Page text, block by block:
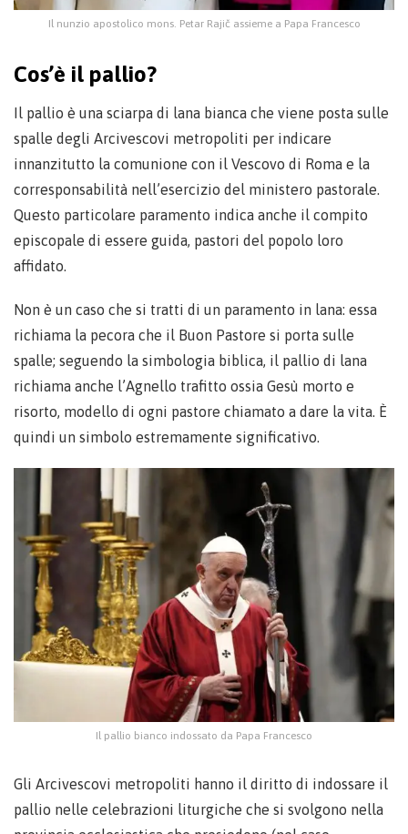
Il nunzio apostolico mons. Petar Rajič assieme a Papa Francesco
Cos’è il pallio?
Il pallio è una sciarpa di lana bianca che viene posta sulle
spalle degli Arcivescovi metropoliti per indicare
innanzitutto la comunione con il Vescovo di Roma e la
corresponsabilità nell’esercizio del ministero pastorale.
Questo particolare paramento indica anche il compito
episcopale di essere guida, pastori del popolo loro
affidato.
Non è un caso che si tratti di un paramento in lana: essa
richiama la pecora che il Buon Pastore si porta sulle
spalle; seguendo la simbologia biblica, il pallio di lana
richiama anche l’Agnello trafitto ossia Gesù morto e
risorto, modello di ogni pastore chiamato a dare la vita. È
quindi un simbolo estremamente significativo.
Il pallio bianco indossato da Papa Francesco
Gli Arcivescovi metropoliti hanno il diritto di indossare il
pallio nelle celebrazioni liturgiche che si svolgono nella